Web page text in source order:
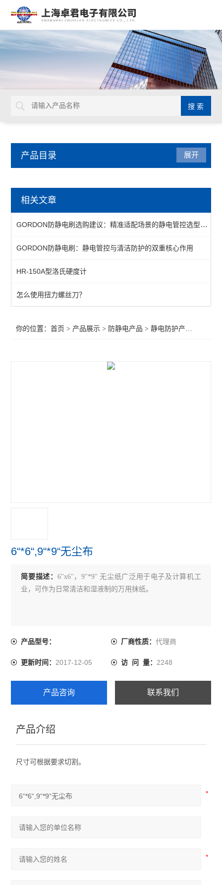
产品目录
防静电周转车
金属刷子
GORDON防静电刷子
防静电工作台
防静电椅子
展开
相关文章
GORDON防静电刷选购建议：精准适配场景的静电管控选型指南
GORDON防静电刷：静电管控与清洁防护的双重核心作用
HR-150A型洛氏硬度计
怎么使用扭力螺丝刀？
你的位置：首页 > 产品展示 > 防静电产品 >静电防护产品
6“*6“,9“*9“无尘布
简要描述： 6"x6"，9"*9" 无尘纸广泛用于电子及计算机工
业，可作为日常清洁和湿液制的万用抹纸。
产品型号： 厂商性质： 代理商
更新时间：2017-12-05 访 问 量： 2248
产品咨询 联系我们
产品介绍
尺寸可根据要求切割。